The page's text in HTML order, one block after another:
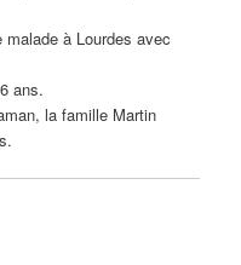
à Lourdes avec
ans.
la famille Martin